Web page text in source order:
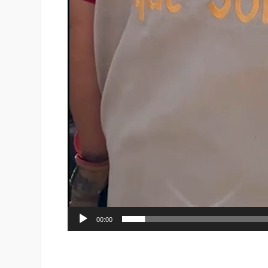
00:00